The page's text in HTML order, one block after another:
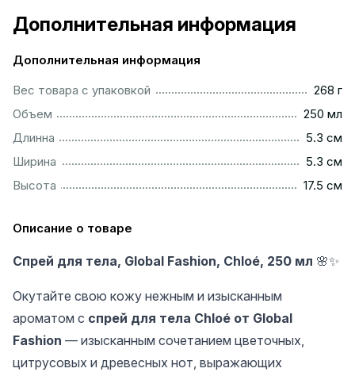
Дополнительная информация
Дополнительная информация
Вес товара с упаковкой
268 г
Объем
250 мл
Длинна
5.3 см
Ширина
5.3 см
Высота
17.5 см
Описание о товаре
Спрей для тела, Global Fashion, Chloé, 250 мл 🌸✨
Окутайте свою кожу нежным и изысканным
ароматом с спрей для тела Chloé от Global
Fashion — изысканным сочетанием цветочных,
цитрусовых и древесных нот, выражающих